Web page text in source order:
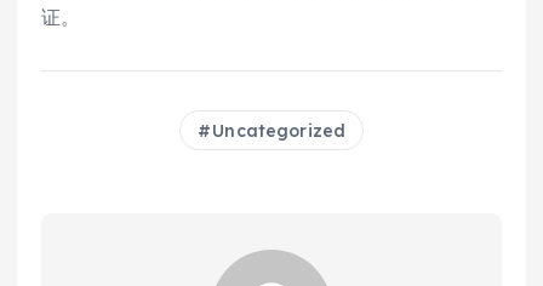
证。
Uncategorized